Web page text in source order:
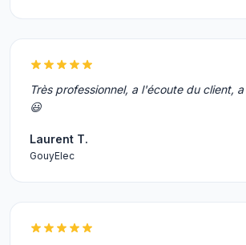
Très professionnel, a l'écoute du client,
😃
Laurent T.
GouyElec